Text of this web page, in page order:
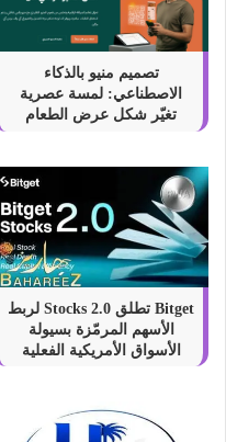
تصميم منيو بالذكاء
الاصطناعي: لمسة عصرية
تغيّر شكل عرض الطعام
Bitget تطلق Stocks 2.0 لربط
الأسهم المرمّزة بسيولة
الأسواق الأمريكية الفعلية